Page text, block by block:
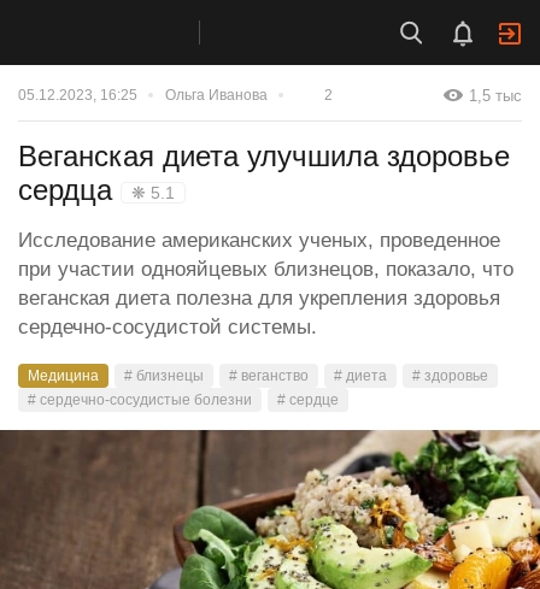
05.12.2023, 16:25 Ольга Иванова 2 1,5 тыс
Веганская диета улучшила здоровье
сердца
❋ 5.1
Исследование американских ученых, проведенное
при участии однояйцевых близнецов, показало, что
веганская диета полезна для укрепления здоровья
сердечно-сосудистой системы.
Медицина # близнецы # веганство # диета
# здоровье
# сердечно-сосудистые болезни
# сердце